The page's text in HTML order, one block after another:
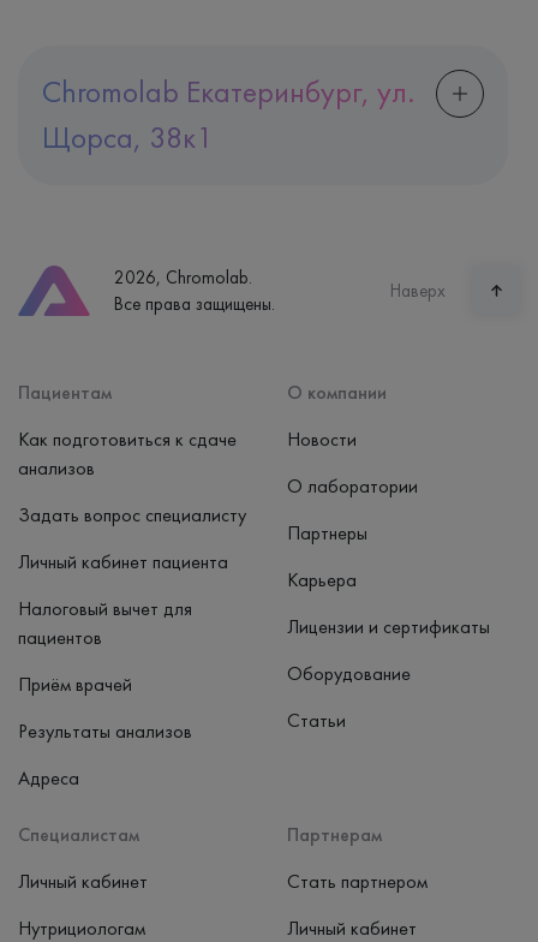
Chromolab Екатеринбург, ул.
Щорса, 38к1
Часы работы
пн-вс: 7:30-15:00
2026, Chromolab.
Все права защищены.
Наверх
Пациентам
Как подготовиться к сдаче
анализов
Задать вопрос специалисту
Личный кабинет пациента
Налоговый вычет для
пациентов
Приём врачей
Результаты анализов
Адреса
Специалистам
Личный кабинет
Нутрициологам
Партнерам
Стать партнером
Личный кабинет
О компании
Новости
О лаборатории
Партнеры
Карьера
Лицензии и сертификаты
Оборудование
Статьи